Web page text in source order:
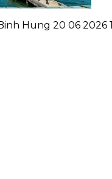
Hung 20 06 2026